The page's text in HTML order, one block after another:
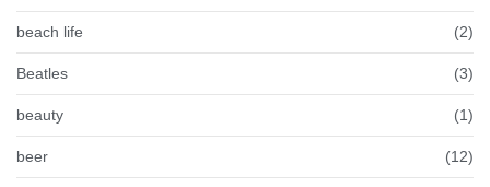
beach life (2)
Beatles (3)
beauty (1)
beer (12)